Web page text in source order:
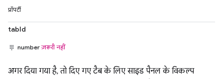
प्रॉपर्टी
tabId
numberज़रूरी नहीं
अगर दिया गया है, तो दिए गए टैब के लिए साइड पैनल के विकल्प